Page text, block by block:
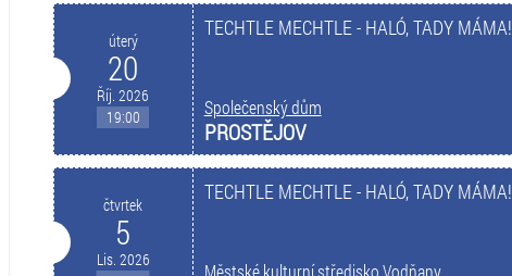
úterý
20
Říj. 2026
19:00
TECHTLE MECHTLE - HALÓ, TADY MÁMA!
Společenský dům
PROSTĚJOV
čtvrtek
5
Lis. 2026
TECHTLE MECHTLE - HALÓ, TADY MÁMA!
Městské kulturní středisko Vodňany